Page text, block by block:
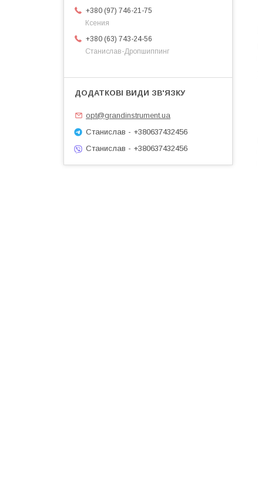
+380 (97) 746-21-75
Ксения
+380 (63) 743-24-56
Станислав-Дропшиппинг
opt@grandinstrument.ua
Станислав - +380637432456
Станислав - +380637432456